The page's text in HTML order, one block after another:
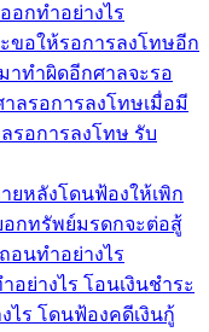
อกทำอย่างไร
ขอให้รอการลงโทษอีก
าทำผิดอีกศาลจะรอ
ลรอการลงโทษเมื่อมี
รอการลงโทษ รับ
หลังโดนฟ้องให้เพิก
กทรัพย์มรดกจะต่อสู้
อนทำอย่างไร
ย่างไร โอนเงินชำระ
ไร โดนฟ้องคดีเงินกู้